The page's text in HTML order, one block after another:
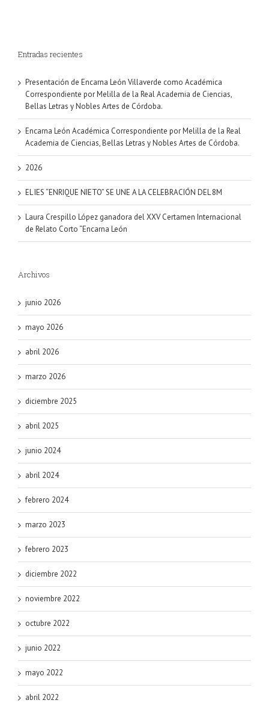
Entradas recientes
Presentación de Encarna León Villaverde como Académica
Correspondiente por Melilla de la Real Academia de Ciencias,
Bellas Letras y Nobles Artes de Córdoba.
Encarna León Académica Correspondiente por Melilla de la Real
Academia de Ciencias, Bellas Letras y Nobles Artes de Córdoba.
2026
EL IES “ENRIQUE NIETO” SE UNE A LA CELEBRACIÓN DEL 8M
Laura Crespillo López ganadora del XXV Certamen Internacional
de Relato Corto “Encarna León
Archivos
junio 2026
mayo 2026
abril 2026
marzo 2026
diciembre 2025
abril 2025
junio 2024
abril 2024
febrero 2024
marzo 2023
febrero 2023
diciembre 2022
noviembre 2022
octubre 2022
junio 2022
mayo 2022
abril 2022